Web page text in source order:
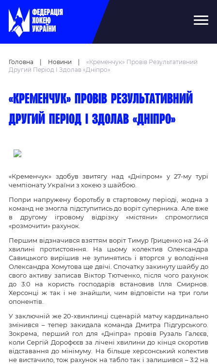
Головна Новини
«Кременчук» Провів Результативний
Другий Період І Здолав «Дніпро»
«Кременчук» провів результативний
другий період і здолав «Дніпро»
«Кременчук» здобув звитягу над «Дніпром» у 27-му турі
чемпіонату України з хокею з шайбою.
Попри напружену боротьбу в стартовому періоді, жодна з
команд не змогла підступитись до воріт суперника. Але вже
в другому ігровому відрізку «містяни» спромоглися
«розмочити» рахунок.
Першим відзначився взяттям воріт Тимур Гриценко на 24-й
хвилині протистояння. На цьому колектив Олександра
Савицького вирішив не зупинятись і вторгся у володіння
Олександра Хомутова ще двічі. Спочатку закинуту шайбу до
свого активу записав Віктор Тютченко, після чого рахунок
до 3:0 на користь господарів встановив Ілля Смирнов.
Херсонці ж так і не знайшли, чим відповісти на три голи
опонентів.
У заключній же 20-хвинлинці сценарій матчу кардинально
змінився – тепер закидала команда Дмитра Підгурського.
Зокрема, перший гол для «Дніпра» провів Рузаль Галєєв,
коли Сергій Дорофєєв за лічені хвилини до кінця скоротив
відставання до мінімуму. На більше херсонський колектив
не вистачило, тож рахунок на табло так і залишився – 3:2 на